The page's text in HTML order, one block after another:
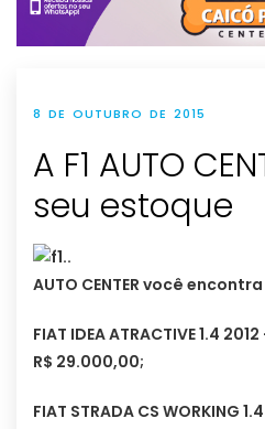
8 DE OUTUBRO DE 2015
A F1 AUTO
seu estoque
AUTO CENTER você
FIAT IDEA ATRACTIVE 1.4
R$ 29.000,00;
FIAT STRADA CS WORKING